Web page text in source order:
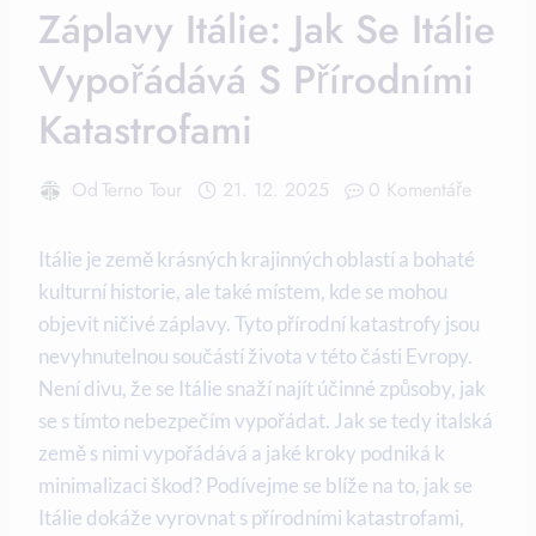
Záplavy Itálie: Jak Se Itálie
Vypořádává S Přírodními
Katastrofami
OdTerno Tour 21. 12. 2025 0 Komentáře
Itálie je země krásných krajinných oblastí a bohaté
kulturní historie, ale také místem, kde se mohou
objevit ničivé záplavy. Tyto přírodní katastrofy jsou
nevyhnutelnou součástí života v této části Evropy.
Není divu, že se Itálie snaží najít účinné způsoby, jak
se s tímto nebezpečím vypořádat. Jak se tedy italská
země s nimi vypořádává a jaké kroky podniká k
minimalizaci škod? Podívejme se blíže na to, jak se
Itálie dokáže vyrovnat s přírodními katastrofami,